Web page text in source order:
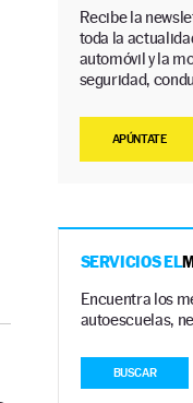
Recibe la
toda la
automóvil y la
seguridad,
APÚNTATE
SERVICIOS EL
Encuentra los
autoescuelas,
BUSCAR